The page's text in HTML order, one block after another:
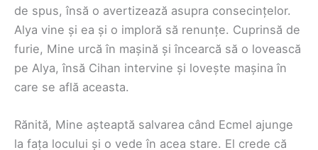
de spus, însă o avertizează asupra consecințelor.
Alya vine și ea și o imploră să renunțe. Cuprinsă de
furie, Mine urcă în mașină și încearcă să o lovească
pe Alya, însă Cihan intervine și lovește mașina în
care se află aceasta.
Rănită, Mine așteaptă salvarea când Ecmel ajunge
la fața locului și o vede în acea stare. El crede că